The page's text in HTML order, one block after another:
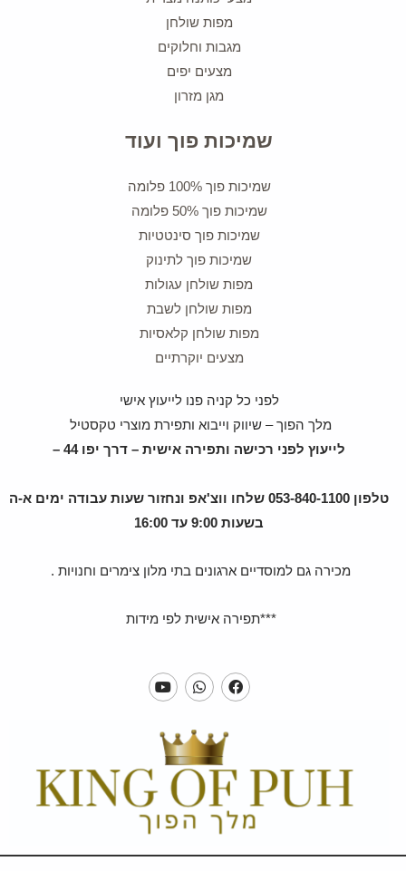
מפות שולחן
מגבות וחלוקים
מצעים יפים
מגן מזרון
שמיכות פוך ועוד
שמיכות פוך 100% פלומה
שמיכות פוך 50% פלומה
שמיכות פוך סינטטיות
שמיכות פוך לתינוק
מפות שולחן עגולות
מפות שולחן לשבת
מפות שולחן קלאסיות
מצעים יוקרתיים
לפני כל קניה פנו לייעוץ אישי
מלך הפוך – שיווק וייבוא ותפירת מוצרי טקסטיל
לייעוץ לפני רכישה ותפירה אישית – דרך יפו 44 –
טלפון 053-840-1100 שלחו ווצ'אפ ונחזור שעות עבודה ימים א-ה
בשעות 9:00 עד 16:00
מכירה גם למוסדיים ארגונים בתי מלון צימרים וחנויות .
***תפירה אישית לפי מידות